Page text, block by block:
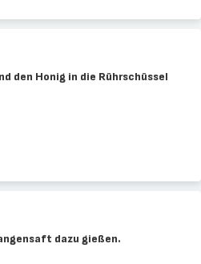
den Honig in die Rührschüssel
dazu gießen.